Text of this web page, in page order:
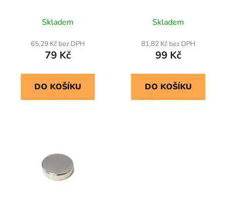
Skladem
65,29 Kč bez DPH
79 Kč
DO KOŠÍKU
Skladem
81,82 Kč bez DPH
99 Kč
DO KOŠÍKU